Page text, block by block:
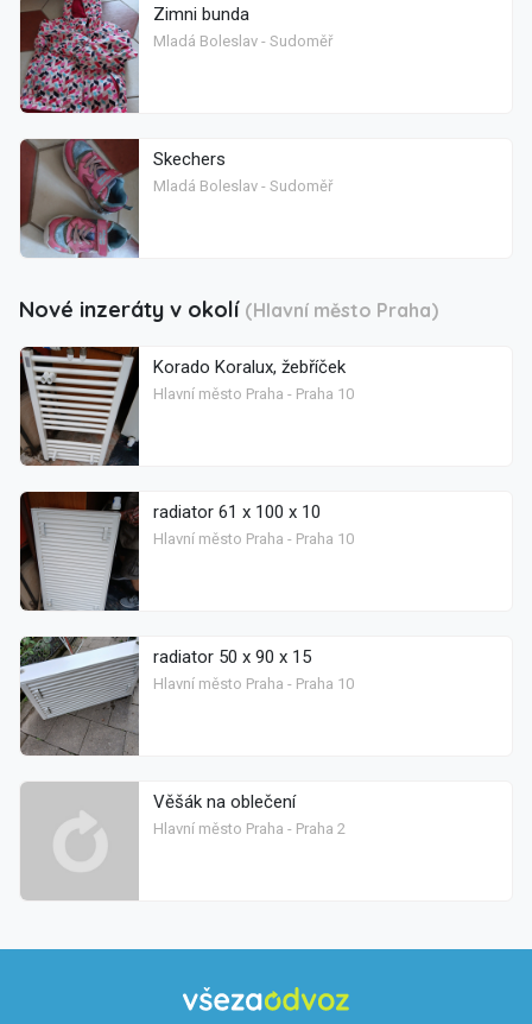
Zimni bunda
Mladá Boleslav - Sudoměř
Skechers
Mladá Boleslav - Sudoměř
Nové inzeráty v okolí (Hlavní město Praha)
Korado Koralux, žebříček
Hlavní město Praha - Praha 10
radiator 61 x 100 x 10
Hlavní město Praha - Praha 10
radiator 50 x 90 x 15
Hlavní město Praha - Praha 10
Věšák na oblečení
Hlavní město Praha - Praha 2